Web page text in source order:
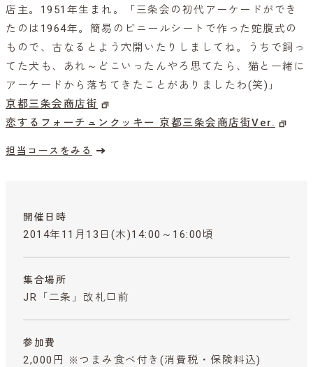
店主。1951年生まれ。「三条会の初代アーケードができ
たのは1964年。簡易のビニールシートで作った蛇腹式の
もので、古なるとよう穴開いたりしましてね。うちで飼っ
てた犬も、あれ～どこいったんやろ思てたら、猫と一緒に
アーケードから落ちてきたことがありましたわ(笑)」
京都三条会商店街
恋するフォーチュンクッキー 京都三条会商店街Ver.
担当コースをみる
開催日時
2014年11月13日(木)14:00～16:00頃
集合場所
JR「二条」改札口前
参加費
2,000円 ※つまみ食べ付き (消費税・保険料込)